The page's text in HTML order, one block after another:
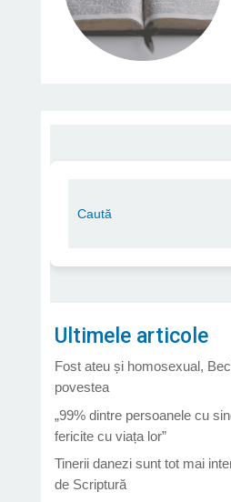
Ultimele articole
Fost ateu și homosexual,
povestea
„99% dintre persoanele cu
fericite cu viața lor”
Tinerii danezi sunt tot mai
de Scriptură